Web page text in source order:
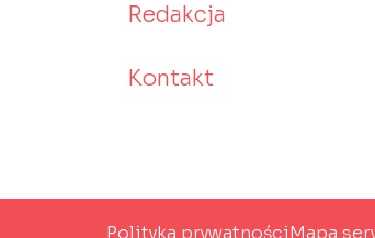
Redakcja
Kontakt
Polityka prywatnościMapa